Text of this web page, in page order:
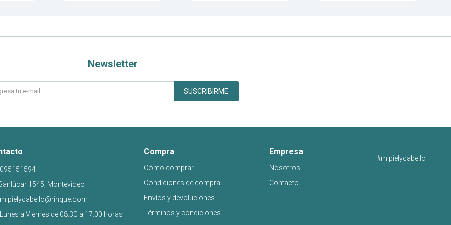
095151594
1545, Montevideo
mipielycabello@rinque.com
Lunes a Viernes de 08:30 a 17:00 horas
Empresa
Nosotros
Contacto
Compra
Cómo comprar
Condiciones de compra
Envíos y devoluciones
Términos y condiciones
#mipielycabello
Newsletter
SUSCRIBIRME